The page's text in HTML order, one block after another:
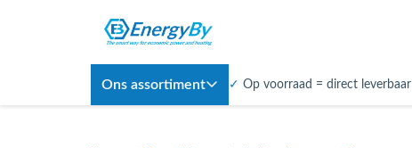
Ons assortiment ✓ Op voorraad = direct leverbaar